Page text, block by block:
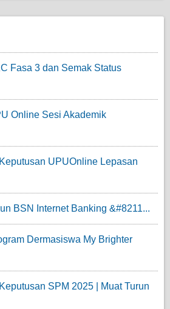
Fasa 3 dan Semak Status
Online Sesi Akademik
UPUOnline Lepasan
BSN Internet Banking &#8211...
Dermasiswa My Brighter
SPM 2025 | Muat Turun